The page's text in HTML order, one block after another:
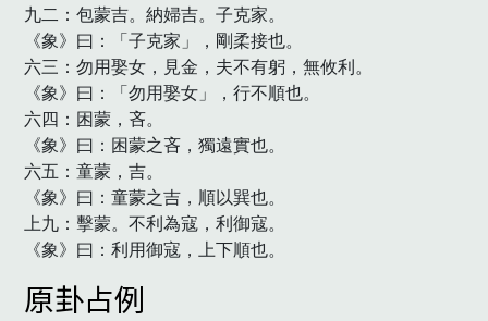
九二：包蒙吉。納婦吉。子克家。
《象》曰：「子克家」，剛柔接也。
六三：勿用娶女，見金，夫不有躬，無攸利。
《象》曰：「勿用娶女」，行不順也。
六四：困蒙，吝。
《象》曰：困蒙之吝，獨遠實也。
六五：童蒙，吉。
《象》曰：童蒙之吉，順以巽也。
上九：擊蒙。不利為寇，利御寇。
《象》曰：利用御寇，上下順也。
原卦占例